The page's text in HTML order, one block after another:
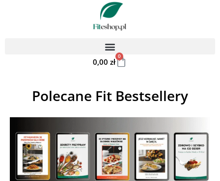
0,00 zł
0
Polecane Fit Bestsellery